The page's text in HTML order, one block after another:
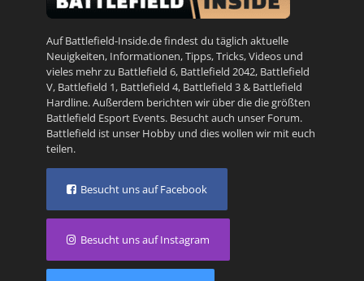
Auf Battlefield-Inside.de findest du täglich aktuelle
Neuigkeiten, Informationen, Tipps, Tricks, Videos und
vieles mehr zu Battlefield 6, Battlefield 2042, Battlefield
V, Battlefield 1, Battlefield 4, Battlefield 3& Battlefield
Hardline. Außerdem berichten wir über die die größten
Battlefield Esport Events. Besucht auch unser Forum.
Battlefield ist unser Hobby und dies wollen wir mit euch
teilen.
Besucht uns auf Facebook
Besucht uns auf Instagram